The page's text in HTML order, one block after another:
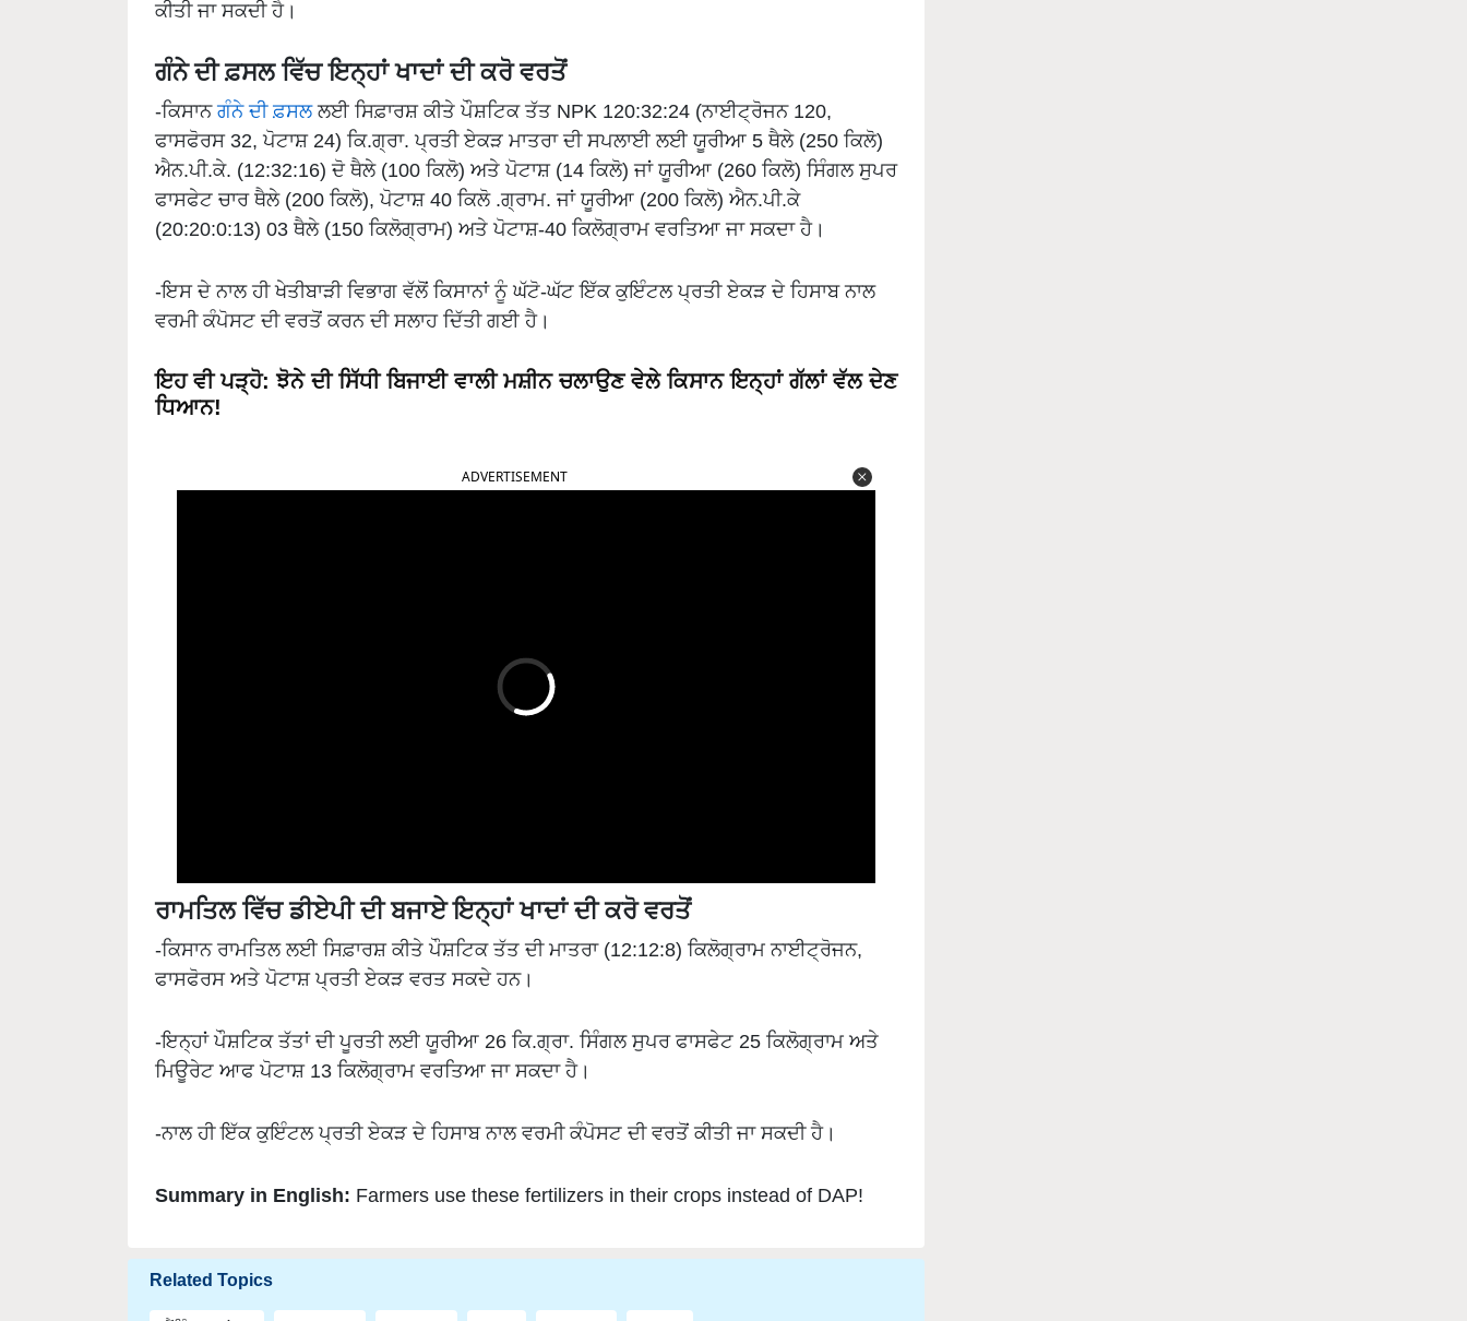
ਕੀਤੀ ਜਾ ਸਕਦੀ ਹੈ।
ਗੰਨੇ ਦੀ ਫ਼ਸਲ ਵਿੱਚ ਇਨ੍ਹਾਂ ਖਾਦਾਂ ਦੀ ਕਰੋ ਵਰਤੋਂ
-ਕਿਸਾਨਗੰਨੇ ਦੀ ਫ਼ਸਲਲਈ ਸਿਫ਼ਾਰਸ਼ ਕੀਤੇ ਪੌਸ਼ਟਿਕ ਤੱਤ NPK 120:32:24 (ਨਾਈਟ੍ਰੋਜਨ 120,
ਫਾਸਫੋਰਸ 32, ਪੋਟਾਸ਼ 24) ਕਿ.ਗ੍ਰਾ. ਪ੍ਰਤੀ ਏਕੜ ਮਾਤਰਾ ਦੀ ਸਪਲਾਈ ਲਈ ਯੂਰੀਆ 5 ਥੈਲੇ (250 ਕਿਲੋ)
ਐਨ.ਪੀ.ਕੇ. (12:32:16) ਦੋ ਥੈਲੇ (100 ਕਿਲੋ) ਅਤੇ ਪੋਟਾਸ਼ (14 ਕਿਲੋ) ਜਾਂ ਯੂਰੀਆ (260 ਕਿਲੋ) ਸਿੰਗਲ ਸੁਪਰ
ਫਾਸਫੇਟ ਚਾਰ ਥੈਲੇ (200 ਕਿਲੋ), ਪੋਟਾਸ਼ 40 ਕਿਲੋ .ਗ੍ਰਾਮ. ਜਾਂ ਯੂਰੀਆ (200 ਕਿਲੋ) ਐਨ.ਪੀ.ਕੇ
(20:20:0:13) 03 ਥੈਲੇ (150 ਕਿਲੋਗ੍ਰਾਮ) ਅਤੇ ਪੋਟਾਸ਼-40 ਕਿਲੋਗ੍ਰਾਮ ਵਰਤਿਆ ਜਾ ਸਕਦਾ ਹੈ।
-ਇਸ ਦੇ ਨਾਲ ਹੀ ਖੇਤੀਬਾੜੀ ਵਿਭਾਗ ਵੱਲੋਂ ਕਿਸਾਨਾਂ ਨੂੰ ਘੱਟੋ-ਘੱਟ ਇੱਕ ਕੁਇੰਟਲ ਪ੍ਰਤੀ ਏਕੜ ਦੇ ਹਿਸਾਬ ਨਾਲ
ਵਰਮੀ ਕੰਪੋਸਟ ਦੀ ਵਰਤੋਂ ਕਰਨ ਦੀ ਸਲਾਹ ਦਿੱਤੀ ਗਈ ਹੈ।
ਇਹ ਵੀ ਪੜ੍ਹੋ: ਝੋਨੇ ਦੀ ਸਿੱਧੀ ਬਿਜਾਈ ਵਾਲੀ ਮਸ਼ੀਨ ਚਲਾਉਣ ਵੇਲੇ ਕਿਸਾਨ ਇਨ੍ਹਾਂ ਗੱਲਾਂ ਵੱਲ ਦੇਣ
ਧਿਆਨ!
-ਕਿਸਾਨ ਰਾਮਤਿਲ ਲਈ ਸਿਫ਼ਾਰਸ਼ ਕੀਤੇ ਪੌਸ਼ਟਿਕ ਤੱਤ ਦੀ ਮਾਤਰਾ (12:12:8) ਕਿਲੋਗ੍ਰਾਮ ਨਾਈਟ੍ਰੋਜਨ,
ਫਾਸਫੋਰਸ ਅਤੇ ਪੋਟਾਸ਼ ਪ੍ਰਤੀ ਏਕੜ ਵਰਤ ਸਕਦੇ ਹਨ।
ਮਿਊਰੇਟ ਆਫ ਪੋਟਾਸ਼ 13 ਕਿਲੋਗ੍ਰਾਮ ਵਰਤਿਆ ਜਾ ਸਕਦਾ ਹੈ।
ਟਰੈਂਡਿੰਗ ਖਬਰਾਂ